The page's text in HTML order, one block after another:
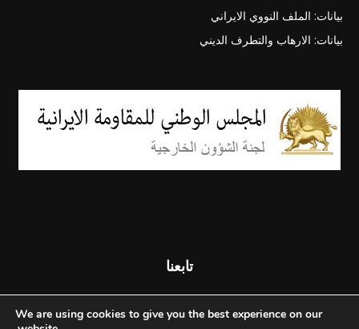
بيانات: الملف النووي الايراني
بيانات: الارهاب والتطرف الديني
تابعنا
We are using cookies to give you the best experience on our